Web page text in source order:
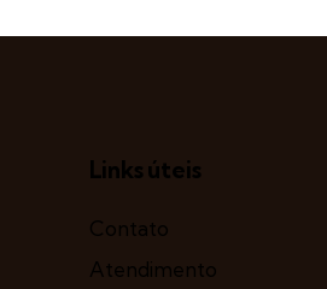
Links úteis
Contato
Atendimento